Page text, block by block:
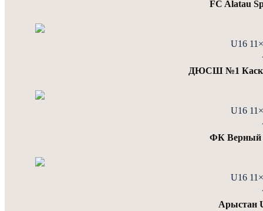
FC Alatau
U16
ДЮСШ №1
U16
ФК Верный
U16
Арыстан